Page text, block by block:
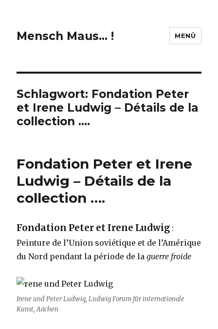
Mensch Maus… ! MENÜ
Schlagwort: Fondation Peter
et Irene Ludwig – Détails de la
collection ….
Fondation Peter et Irene
Ludwig – Détails de la
collection ….
Fondation Peter et Irene Ludwig :
Peinture de l’Union soviétique et de l’Amérique
du Nord pendant la période de laguerre froide
Irene und Peter Ludwig, Ludwig Forum für internationale
Kunst, Aachen